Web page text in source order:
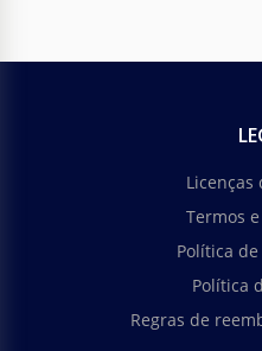
Licenças
Termos
Política
Política
Regras de